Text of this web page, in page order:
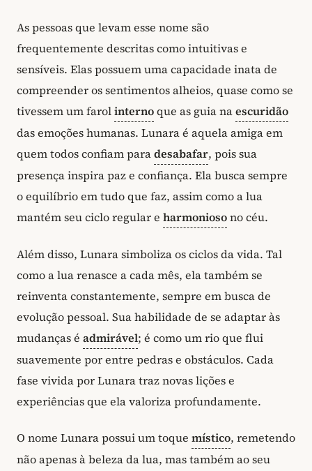
As pessoas que levam esse nome são
frequentemente descritas como intuitivas e
sensíveis. Elas possuem uma capacidade inata de
compreender os sentimentos alheios, quase como se
tivessem um farolinternoque as guia naescuridão
das emoções humanas. Lunara é aquela amiga em
quem todos confiam paradesabafar, pois sua
presença inspira paz e confiança. Ela busca sempre
o equilíbrio em tudo que faz, assim como a lua
mantém seu ciclo regular e harmoniosono céu.
Além disso, Lunara simboliza os ciclos da vida. Tal
como a lua renasce a cada mês, ela também se
reinventa constantemente, sempre em busca de
evolução pessoal. Sua habilidade de se adaptar às
mudanças é admirável; é como um rio que flui
suavemente por entre pedras e obstáculos. Cada
fase vivida por Lunara traz novas lições e
experiências que ela valoriza profundamente.
O nome Lunara possui um toque místico, remetendo
não apenas à beleza da lua, mas também ao seu